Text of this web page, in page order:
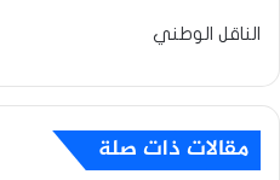
الناقل الوطني
مقالات ذات صلة